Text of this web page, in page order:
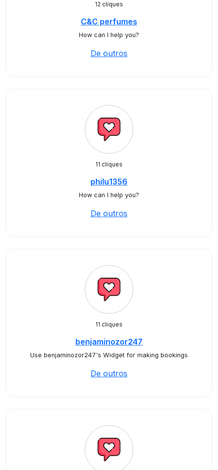
12 cliques
C&C perfumes
How can I help you?
De outros
11 cliques
philu1356
How can I help you?
De outros
11 cliques
benjaminozor247
Use benjaminozor247's Widget for making bookings
De outros